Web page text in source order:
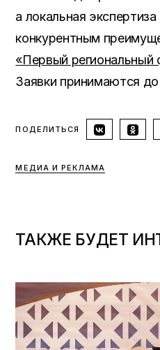
а локальная
конкурентным
«Первый региональный
Заявки принимаются до
ПОДЕЛИТЬСЯ
МЕДИА И РЕКЛАМА
ТАКЖЕ БУДЕТ